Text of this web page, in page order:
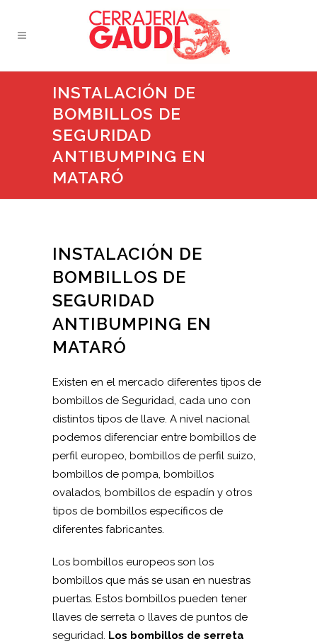
INSTALACIÓN DE
BOMBILLOS DE
SEGURIDAD
ANTIBUMPING EN
MATARÓ
INSTALACIÓN DE
BOMBILLOS DE
SEGURIDAD
ANTIBUMPING EN
MATARÓ
Existen en el mercado diferentes tipos de
bombillos de Seguridad, cada uno con
distintos tipos de llave. A nivel nacional
podemos diferenciar entre bombillos de
perfil europeo, bombillos de perfil suizo,
bombillos de pompa, bombillos
ovalados, bombillos de espadín y otros
tipos de bombillos específicos de
diferentes fabricantes.
Los bombillos europeos son los
bombillos que más se usan en nuestras
puertas. Estos bombillos pueden tener
llaves de serreta o llaves de puntos de
seguridad. Los bombillos de serreta